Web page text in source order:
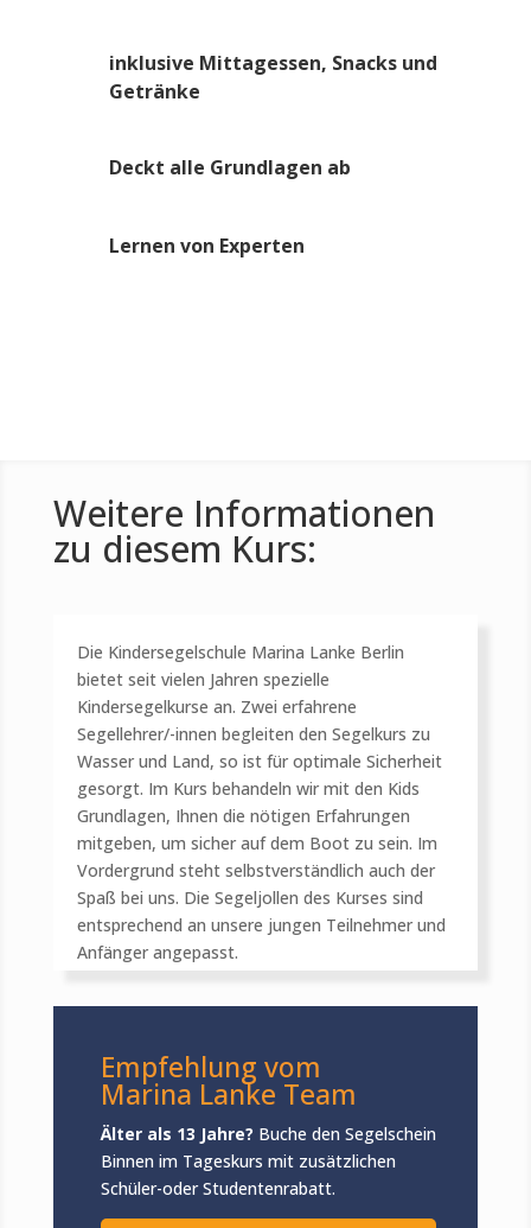
inklusive Mittagessen, Snacks und
Getränke
Deckt alle Grundlagen ab
Lernen von Experten
Weitere Informationen
zu diesem Kurs:
Die Kindersegelschule Marina Lanke Berlin
bietet seit vielen Jahren spezielle
Kindersegelkurse an. Zwei erfahrene
Segellehrer/-innen begleiten den Segelkurs zu
Wasser und Land, so ist für optimale Sicherheit
gesorgt. Im Kurs behandeln wir mit den Kids
Grundlagen, Ihnen die nötigen Erfahrungen
mitgeben, um sicher auf dem Boot zu sein. Im
Vordergrund steht selbstverständlich auch der
Spaß bei uns. Die Segeljollen des Kurses sind
entsprechend an unsere jungen Teilnehmer und
Anfänger angepasst.
Empfehlung vom
Marina Lanke Team
Älter als 13 Jahre? Buche den Segelschein
Binnen im Tageskurs mit zusätzlichen
Schüler-oder Studentenrabatt.